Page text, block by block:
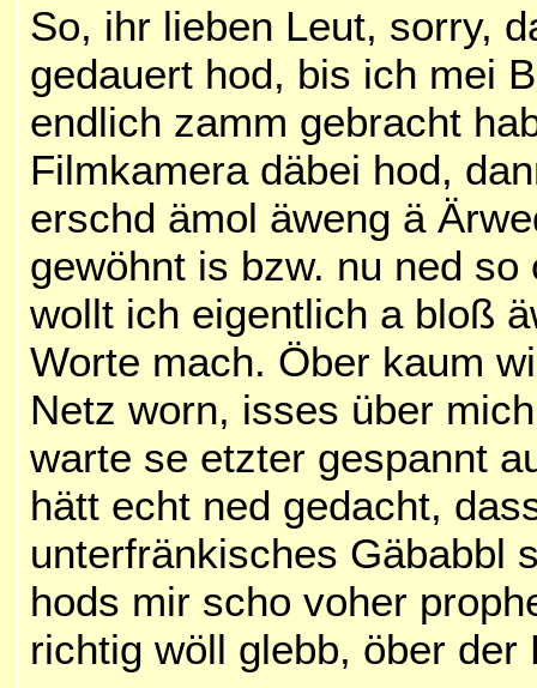
So, ihr lieben Leut, sorry,
gedauert hod, bis ich mei
endlich zamm gebracht
Filmkamera däbei hod,
erschd ämol äweng ä
gewöhnt is bzw. nu ned
wollt ich eigentlich a bloß
Worte mach. Öber kaum
Netz worn, isses über
warte se etzter gespannt
hätt echt ned gedacht,
unterfränkisches Gäbabbl
hods mir scho voher
richtig wöll glebb, öber